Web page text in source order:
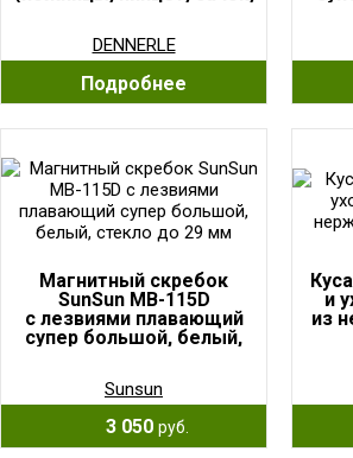
DENNERLE
Подробнее
Магнитный скребок
SunSun MB-115D
с лезвиями плавающий
супер большой, белый,
Sunsun
3 050 руб.
и
из